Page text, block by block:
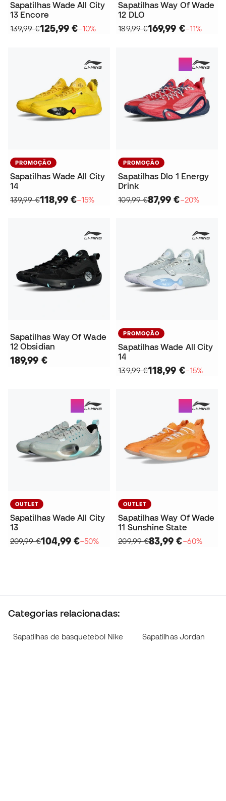
Sapatilhas Wade All City
13 Encore
139,99 €125,99 €−10%
Sapatilhas Way Of Wade
12 DLO
189,99 €169,99 €−11%
PROMOÇÃO
Sapatilhas Wade All City
14
139,99 €118,99 €−15%
PROMOÇÃO
Sapatilhas Dlo 1 Energy
Drink
109,99 €87,99 €−20%
Sapatilhas Way Of Wade
12 Obsidian
189,99 €
PROMOÇÃO
Sapatilhas Wade All City
14
139,99 €118,99 €−15%
OUTLET
Sapatilhas Wade All City
13
209,99 €104,99 €−50%
OUTLET
Sapatilhas Way Of Wade
11 Sunshine State
209,99 €83,99 €−60%
Categorias relacionadas:
Sapatilhas de basquetebol Nike Sapatilhas Jordan